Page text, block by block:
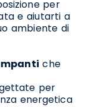
per
e aiutarti a
ambiente di
che
per
energetica